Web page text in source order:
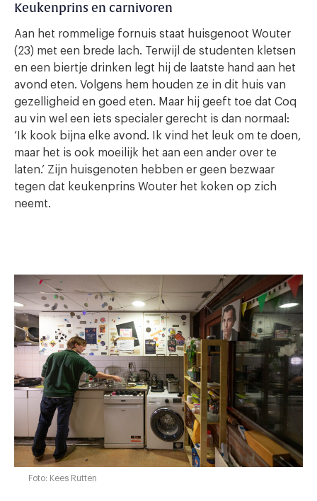
Keukenprins en carnivoren
Aan het rommelige fornuis staat huisgenoot Wouter
(23) met een brede lach. Terwijl de studenten kletsen
en een biertje drinken legt hij de laatste hand aan het
avond eten. Volgens hem houden ze in dit huis van
gezelligheid en goed eten. Maar hij geeft toe dat Coq
au vin wel een iets specialer gerecht is dan normaal:
‘Ik kook bijna elke avond. Ik vind het leuk om te doen,
maar het is ook moeilijk het aan een ander over te
laten.’ Zijn huisgenoten hebben er geen bezwaar
tegen dat keukenprins Wouter het koken op zich
neemt.
Foto: Kees Rutten